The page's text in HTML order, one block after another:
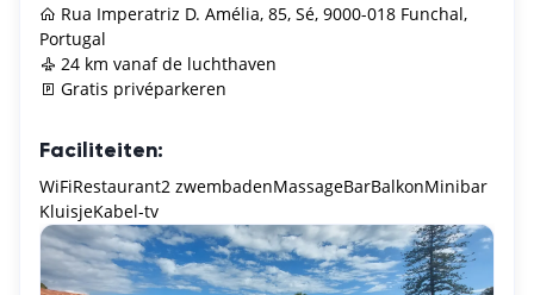
Rua Imperatriz D. Amélia, 85, Sé, 9000-018 Funchal,
Portugal
24 km vanaf de luchthaven
Gratis privéparkeren
Faciliteiten:
WiFiRestaurant2 zwembadenMassageBarBalkonMinibar
KluisjeKabel-tv